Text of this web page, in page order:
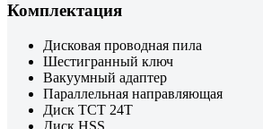
Комплектация
Дисковая проводная пила
Шестигранный ключ
Вакуумный адаптер
Параллельная направляющая
Диск TCT 24Т
Диск HSS